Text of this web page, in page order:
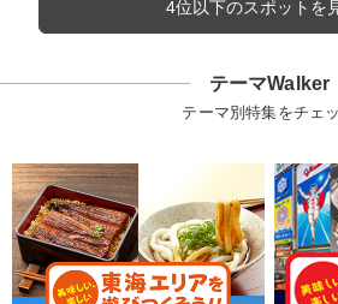
4位以下のスポットを
テーマWalker
テーマ別特集をチェ